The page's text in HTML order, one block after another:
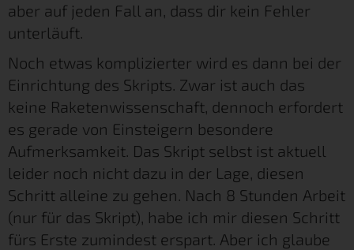
aber auf jeden Fall an, dass dir kein Fehler
unterläuft.
Noch etwas komplizierter wird es dann bei der
Einrichtung des Skripts. Zwar ist auch das
keine Raketenwissenschaft, dennoch erfordert
es gerade von Einsteigern besondere
Aufmerksamkeit. Das Skript selbst ist aktuell
leider noch nicht dazu in der Lage, diesen
Schritt alleine zu gehen. Nach 8 Stunden Arbeit
(nur für das Skript), habe ich mir diesen Schritt
fürs Erste zumindest erspart. Aber ich glaube